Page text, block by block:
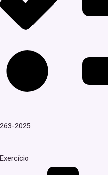
263-2025
Exercício